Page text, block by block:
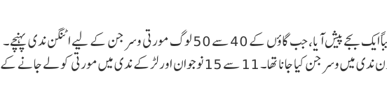
حادثہ جمعرات کے دن دوپہر تقریباً ایک بجے پیش آیا، جب گاؤں کے 40 سے 50 لوگ مورتی وسرجن کے لیے اٹنگن ندی پہنچے۔
چار فٹ اونچی مورتی کا دسہرہ کے دن ندی میں وسرجن کیا جانا تھا۔ 11 سے 15 نوجوان اور لڑکے ندی میں مورتی کو لے جانے کے